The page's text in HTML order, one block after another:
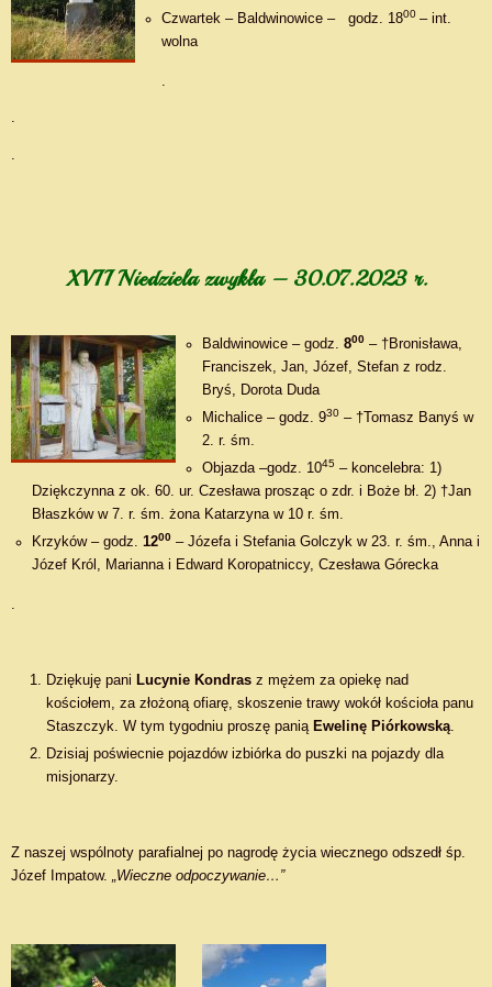
Czwartek – Baldwinowice – godz. 1800 – int.
wolna
.
XVII Niedziela zwykła – 30.07.2023 r.
Baldwinowice – godz. 800 – †Bronisława,
Franciszek, Jan, Józef, Stefan z rodz.
Bryś, Dorota Duda
Michalice – godz. 930 – †Tomasz Banyś w
2. r. śm.
Objazda –godz. 1045 – koncelebra: 1)
Dziękczynna z ok. 60. ur. Czesława prosząc o zdr. i Boże bł. 2) †Jan
Błaszków w 7. r. śm. żona Katarzyna w 10 r. śm.
Krzyków – godz. 1200– Józefa i Stefania Golczyk w 23. r. śm., Anna i
Józef Król, Marianna i Edward Koropatniccy, Czesława Górecka
.
Dziękuję pani Lucynie Kondrasz mężem za opiekę nad
kościołem, za złożoną ofiarę, skoszenie trawy wokół kościoła panu
Staszczyk. W tym tygodniu proszę panią Ewelinę Piórkowską.
Dzisiaj poświecnie pojazdów izbiórka do puszki na pojazdy dla
misjonarzy.
Z naszej wspólnoty parafialnej po nagrodę życia wiecznego odszedł śp.
Józef Impatow. „Wieczne odpoczywanie…”